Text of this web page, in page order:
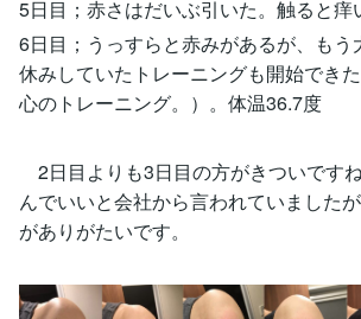
5日目；赤さはだいぶ引いた。触ると
6日目；うっすらと赤みがあるが、もう
休みしていたトレーニングも開始でき
心のトレーニング。）。体温36.7度
2日目よりも3日目の方がきついです
んでいいと会社から言われていました
がありがたいです。